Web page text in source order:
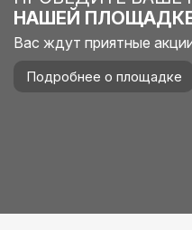
НАШЕЙ
Вас ждут приятные
Подробнее о площадке